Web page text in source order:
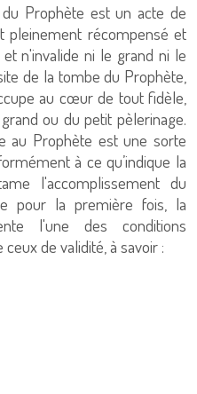
Prophète est un acte de
pleinement récompensé et
n'invalide ni le grand ni le
de la tombe du Prophète,
au cœur de tout fidèle,
ou du petit pèlerinage.
au Prophète est une sorte
à ce qu’indique la
l'accomplissement du
pour la première fois, la
l'une des conditions
de validité, à savoir :